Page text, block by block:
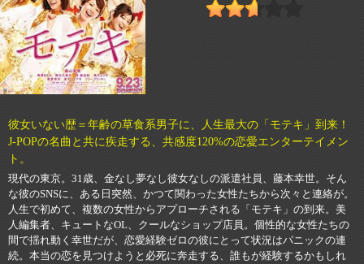
彼女いない歴＝年齢の草食系男子に、人生最大の「モテキ」到来！
J-POPの名曲と共に疾走する、共感度120%の恋愛エンターテイメン
ト。
現代の東京。31歳、金なし夢なし彼女なしの派遣社員、藤本幸世。そん
な彼のSNSに、ある日突然、かつて関わった女性たちから次々と連絡が。
人生で初めて、複数の女性からアプローチされる「モテキ」の到来。美
人編集者、キュートなOL、クールなショップ店員。個性的な女性たちの
間で揺れ動く幸世だが、恋愛経験ゼロの彼にとって状況はパニックの連
続。本当の恋を見つけようと必死に奔走する、誰もが経験するかもしれ